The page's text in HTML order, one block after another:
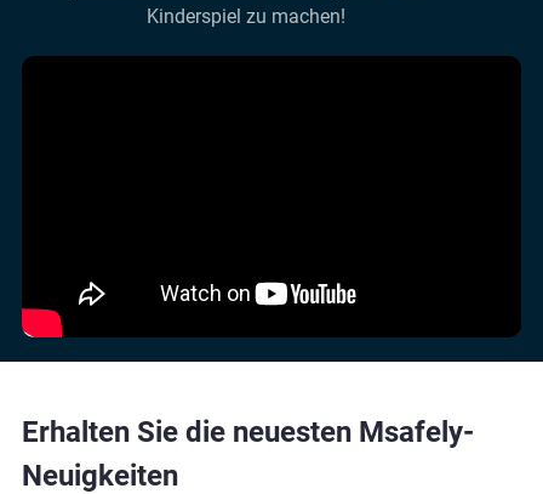
Kinderspiel zu machen!
Erhalten Sie die neuesten Msafely-
Neuigkeiten